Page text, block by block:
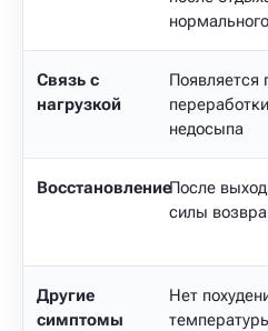
Связь с
нагрузкой
Появляется
недосыпа
ВосстановлениеПосле
силы
Другие
симптомы
Нет